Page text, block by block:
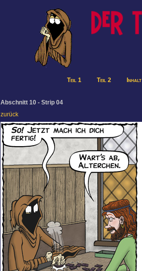
Teil 1 Teil 2 Inhalt
Abschnitt 10 - Strip 04
zurück